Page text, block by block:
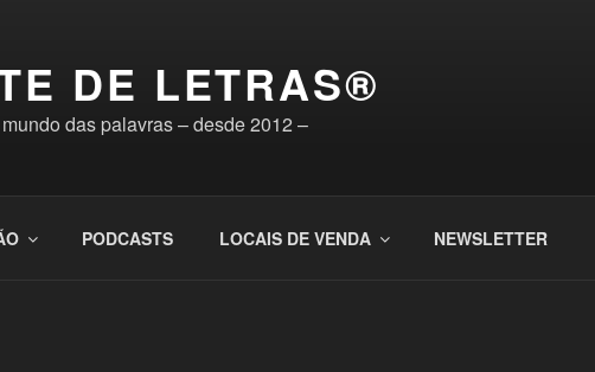
DE LETRAS®
das palavras – desde 2012 –
PODCASTS LOCAIS DE VENDA NEWSLETTER